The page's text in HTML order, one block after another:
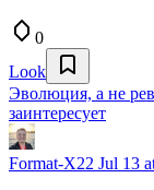
0
Look
Эволюция, а не
заинтересует
Format-X22 Jul 13